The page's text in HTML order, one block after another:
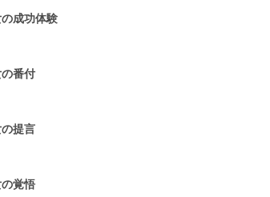
成功体験
番付
提言
覚悟